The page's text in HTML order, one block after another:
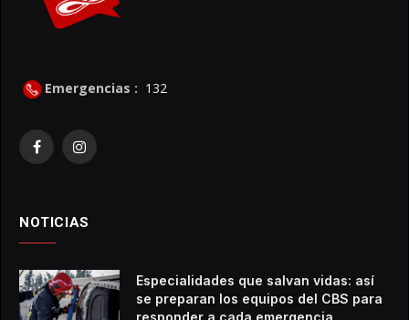
Emergencias : 132
FacebookInstagram
NOTICIAS
Especialidades que salvan vidas: así
se preparan los equipos del CBS para
responder a cada emergencia